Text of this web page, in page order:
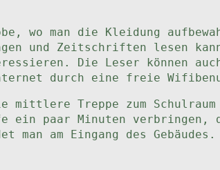
wo man die Kleidung
und Zeitschriften lesen
Die Leser können
durch eine freie
mittlere Treppe zum
ein paar Minuten verbringen,
am Eingang des Gebäudes.